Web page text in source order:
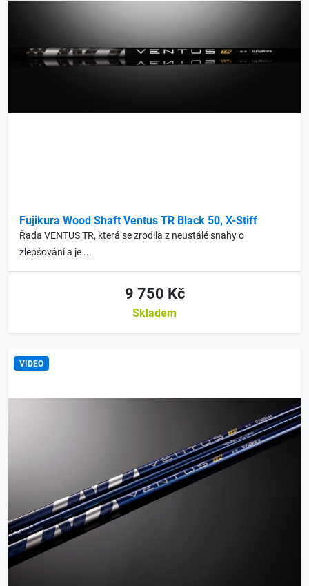
Fujikura Wood Shaft Ventus TR Black 50, X-Stiff
Řada VENTUS TR, která se zrodila z neustálé snahy o
zlepšování a je ...
9 750 Kč
Skladem
VIDEO